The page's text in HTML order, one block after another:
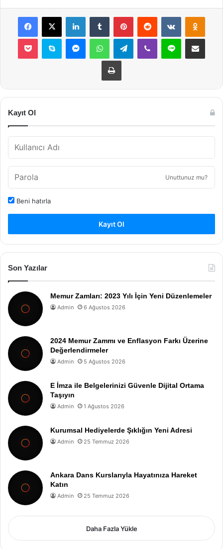
Facebook
X LinkedInTumblr PinterestReddit VKontakte
Pocket Skype MessengerWhatsAppTelegramViber Line E-Posta ile
Yazdır
Kayıt Ol
Unuttunuz mu?
Beni hatırla
Kayıt Ol
Son Yazılar
Memur Zamları: 2023 Yılı İçin Yeni Düzenlemeler
Admin 6 Ağustos 2026
2024 Memur Zammı ve Enflasyon Farkı Üzerine
Değerlendirmeler
Admin 5 Ağustos 2026
E İmza ile Belgelerinizi Güvenle Dijital Ortama
Taşıyın
Admin 1 Ağustos 2026
Kurumsal Hediyelerde Şıklığın Yeni Adresi
Admin 25 Temmuz 2026
Ankara Dans Kurslarıyla Hayatınıza Hareket
Katın
Admin 25 Temmuz 2026
Daha Fazla Yükle